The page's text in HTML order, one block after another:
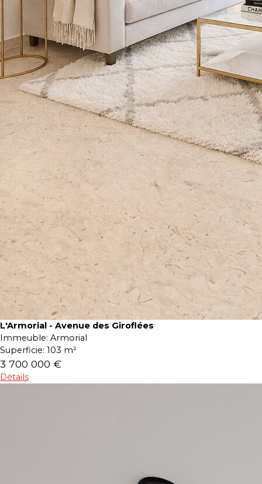
L'Armorial - Avenue des Giroflées
Immeuble: Armorial
Superficie: 103 m²
3 700 000 €
Détails